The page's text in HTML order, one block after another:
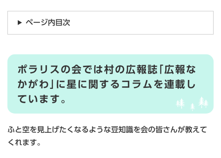
ページ内目次
ポラリスの会では村の広報誌｢広報な
かがわ｣に星に関するコラムを連載し
ています。
ふと空を見上げたくなるような豆知識を会の皆さんが教えて
くれます。